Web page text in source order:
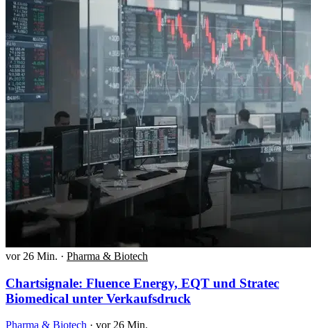
vor 26 Min. · Pharma & Biotech
Chartsignale: Fluence Energy, EQT und Stratec
Biomedical unter Verkaufsdruck
Pharma & Biotech · vor 26 Min.